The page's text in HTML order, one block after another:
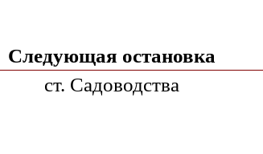
Следующая остановка
ст. Садоводства